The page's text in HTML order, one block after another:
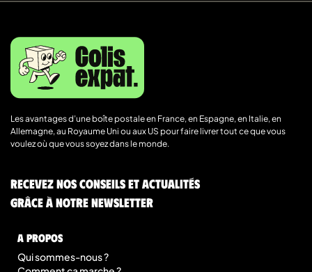
Les avantages d’une boîte postale en France, en Espagne, en Italie, en
Allemagne, au Royaume Uni ou aux US pour faire livrer tout ce que vous
voulez où que vous soyez dans le monde.
Recevez nos conseils et actualités
grâce à notre newsletter
A Propos
Qui sommes-nous ?